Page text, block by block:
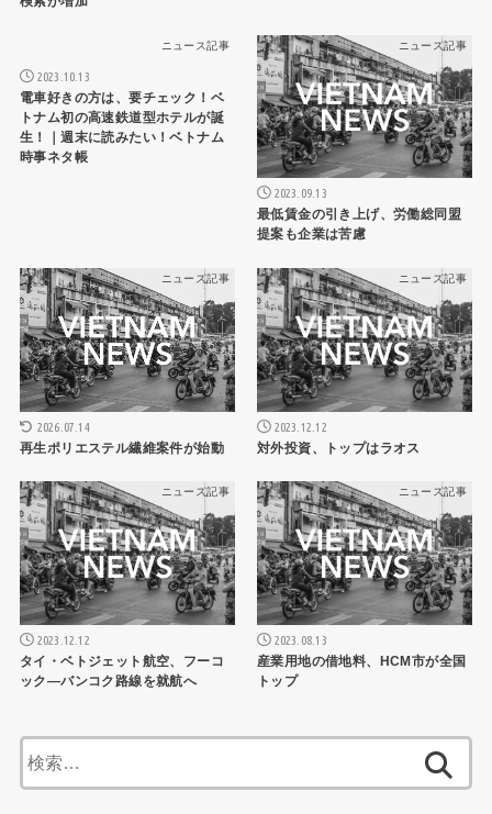
ニュース記事
2023.10.13
電車好きの方は、要チェック！ベ
トナム初の高速鉄道型ホテルが誕
生！｜週末に読みたい！ベトナム
時事ネタ帳
ニュース記事
2023.09.13
最低賃金の引き上げ、労働総同盟
提案も企業は苦慮
ニュース記事
2026.07.14
再生ポリエステル繊維案件が始動
ニュース記事
2023.12.12
対外投資、トップはラオス
ニュース記事
2023.12.12
タイ・ベトジェット航空、フーコ
ック―バンコク路線を就航へ
ニュース記事
2023.08.13
産業用地の借地料、HCM市が全国
トップ
索: